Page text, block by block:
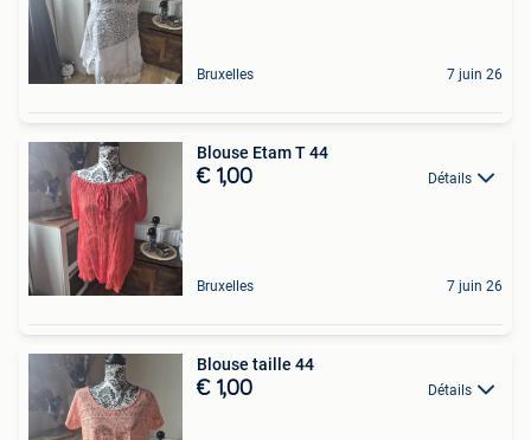
Bruxelles 7 juin 26
Blouse Etam T 44
€ 1,00 Détails
Bruxelles 7 juin 26
Blouse taille 44
€ 1,00 Détails